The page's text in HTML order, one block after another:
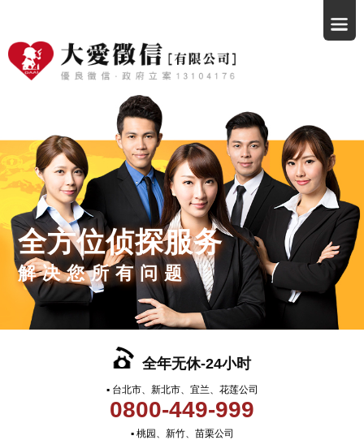
全方位侦探服务
解决您所有问题
全年无休-24小时
▪ 台北市、新北市、宜兰、花莲公司
0800-449-999
▪ 桃园、新竹、苗栗公司